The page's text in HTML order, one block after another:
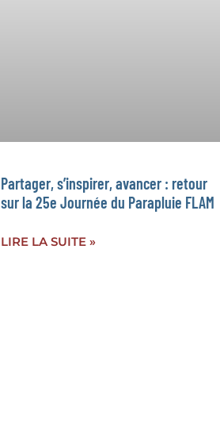
Partager, s’inspirer, avancer : retour
sur la 25e Journée du Parapluie FLAM
LIRE LA SUITE »